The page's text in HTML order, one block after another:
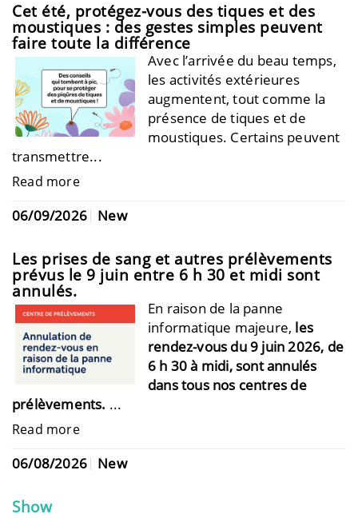
Cet été, protégez-vous des tiques et des
moustiques : des gestes simples peuvent
faire toute la différence
Avec l’arrivée du beau temps,
les activités extérieures
augmentent, tout comme la
présence de tiques et de
moustiques. Certains peuvent
transmettre...
Read more
06/09/2026 New
Les prises de sang et autres prélèvements
prévus le 9 juin entre 6 h 30 et midi sont
annulés.
En raison de la panne
informatique majeure, les
rendez-vous du 9 juin 2026, de
6 h 30 à midi, sont annulés
dans tous nos centres de
prélèvements. ...
Read more
06/08/2026 New
Show